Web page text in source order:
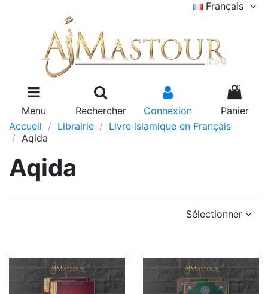
Français
Menu Rechercher Connexion
0
Panier
Accueil
Librairie
Livre islamique en Français
Aqida
Aqida
Sélectionner